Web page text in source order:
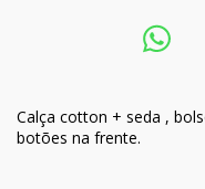
Calça cotton + seda ,
botões na frente.